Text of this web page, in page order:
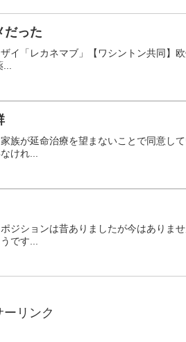
だった
イ「レカネマブ」【ワシントン共同】
族が延命治療を望まないことで同意し
けれ...
ジションは昔ありましたが今はありま
です...
ーリンク